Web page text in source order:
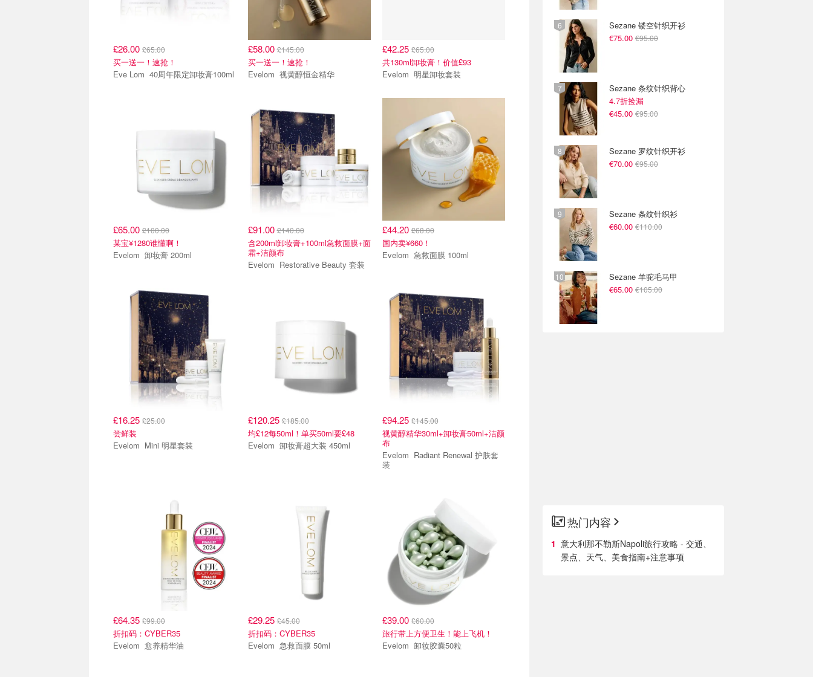
£26.00 £65.00
买一送一！速抢！
Eve Lom 40周年限定卸妆膏100ml
£58.00£145.00
买一送一！速抢！
Evelom 视黄醇恒金精华
£42.25 £65.00
共130ml卸妆膏！价值£93
Evelom 明星卸妆套装
£65.00 £100.00
某宝¥1280谁懂啊！
Evelom 卸妆膏 200ml
£91.00£140.00
含200ml卸妆膏+100ml急救面膜+面
霜+洁颜布
Evelom Restorative Beauty 套装
£44.20 £68.00
国内卖¥660！
Evelom 急救面膜 100ml
全场65折
£16.25 £25.00
尝鲜装
Evelom Mini 明星套装
£120.25£185.00
均£12每50ml！单买50ml要£48
Evelom 卸妆膏超大装 450ml
全场65折
£94.25 £145.00
视黄醇精华30ml+卸妆膏50ml+洁颜
布
Evelom Radiant Renewal 护肤套
装
£64.35 £99.00
折扣码：CYBER35
Evelom 愈养精华油
£29.25£45.00
折扣码：CYBER35
Evelom 急救面膜 50ml
£39.00 £60.00
旅行带上方便卫生！能上飞机！
Evelom 卸妆胶囊50粒
Sezane 镂空针织开衫
€75.00 €95.00
Sezane 条纹针织背心
4.7折捡漏
€45.00 €95.00
Sezane 罗纹针织开衫
€70.00 €95.00
Sezane 条纹针织衫
€60.00 €110.00
Sezane 羊驼毛马甲
€65.00 €105.00
热门内容
意大利那不勒斯Napoli旅行攻略 - 交通、
景点、天气、美食指南+注意事项